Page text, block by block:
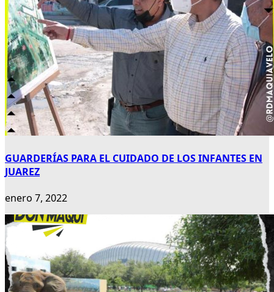
GUARDERÍAS PARA EL CUIDADO DE LOS INFANTES EN
JUAREZ
enero 7, 2022